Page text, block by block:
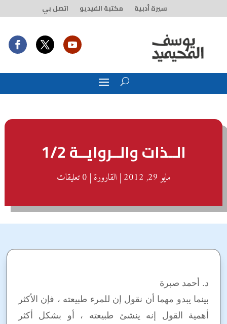
سيرة أدبية مكتبة الفيديو اتصل بي
الــذات والــروايــة 1/2
مايو 29, 2012 | القارورة | 0 تعليقات
د. أحمد صبرة
بينما يبدو مهما أن نقول إن للمرء طبيعته ، فإن الأكثر
أهمية القول إنه ينشئ طبيعته ، أو بشكل أكثر